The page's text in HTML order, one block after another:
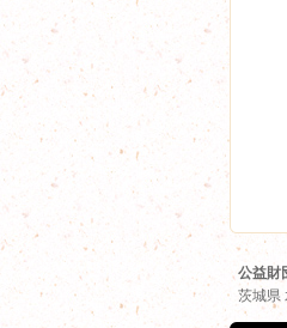
公益財
茨城県